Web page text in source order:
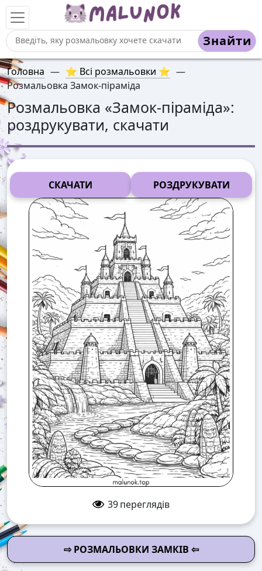
Знайти
Головна — ⭐ Всі розмальовки ⭐ —
Розмальовка Замок-піраміда
Розмальовка «Замок-піраміда»:
роздрукувати, скачати
СКАЧАТИ РОЗДРУКУВАТИ
39переглядів
⇨ РОЗМАЛЬОВКИ ЗАМКІВ ⇦